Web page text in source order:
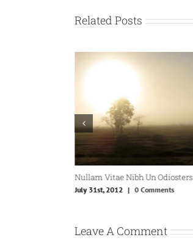
Related Posts
Nullam Vitae Nibh Un Odiosters
July 31st, 2012 | 0 Comments
Leave A Comment